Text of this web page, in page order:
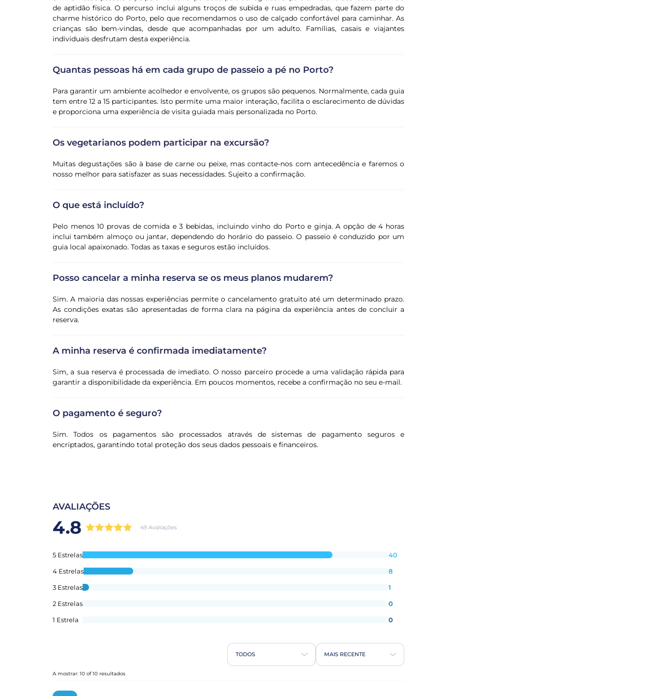
de aptidão física. O percurso inclui alguns troços de subida e ruas empedradas, que fazem parte do
charme histórico do Porto, pelo que recomendamos o uso de calçado confortável para caminhar. As
crianças são bem-vindas, desde que acompanhadas por um adulto. Famílias, casais e viajantes
individuais desfrutam desta experiência.
Quantas pessoas há em cada grupo de passeio a pé no Porto?
Para garantir um ambiente acolhedor e envolvente, os grupos são pequenos. Normalmente, cada guia
tem entre 12 a 15 participantes. Isto permite uma maior interação, facilita o esclarecimento de dúvidas
e proporciona uma experiência de visita guiada mais personalizada no Porto.
Os vegetarianos podem participar na excursão?
Muitas degustações são à base de carne ou peixe, mas contacte-nos com antecedência e faremos o
nosso melhor para satisfazer as suas necessidades. Sujeito a confirmação.
O que está incluído?
Pelo menos 10 provas de comida e 3 bebidas, incluindo vinho do Porto e ginja. A opção de 4 horas
inclui também almoço ou jantar, dependendo do horário do passeio. O passeio é conduzido por um
guia local apaixonado. Todas as taxas e seguros estão incluídos.
Posso cancelar a minha reserva se os meus planos mudarem?
Sim. A maioria das nossas experiências permite o cancelamento gratuito até um determinado prazo.
As condições exatas são apresentadas de forma clara na página da experiência antes de concluir a
reserva.
A minha reserva é confirmada imediatamente?
Sim, a sua reserva é processada de imediato. O nosso parceiro procede a uma validação rápida para
garantir a disponibilidade da experiência. Em poucos momentos, recebe a confirmação no seu e-mail.
O pagamento é seguro?
Sim. Todos os pagamentos são processados através de sistemas de pagamento seguros e
encriptados, garantindo total proteção dos seus dados pessoais e financeiros.
AVALIAÇÕES
4.8 49 Avaliações
5 Estrelas 40
4 Estrelas 8
3 Estrelas 1
2 Estrelas 0
1 Estrela 0
TODOS MAIS RECENTE
A mostrar: 10 of 10 resultados